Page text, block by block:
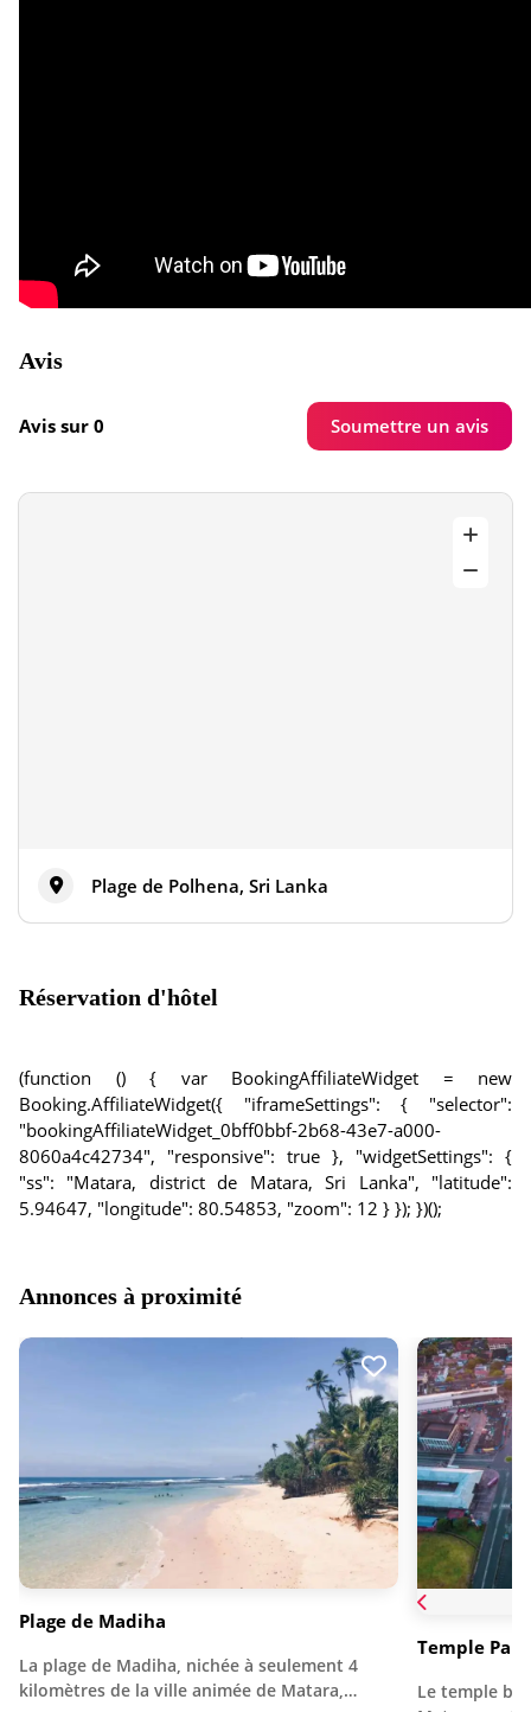
Avis
Avis sur 0 Soumettre un avis
Plage de Polhena, Sri Lanka
Réservation d'hôtel
(function () { var BookingAffiliateWidget = new
Booking.AffiliateWidget({ "iframeSettings": { "selector":
"bookingAffiliateWidget_0bff0bbf-2b68-43e7-a000-
8060a4c42734", "responsive": true }, "widgetSettings": {
"ss": "Matara, district de Matara, Sri Lanka", "latitude":
5.94647, "longitude": 80.54853, "zoom": 12 } }); })();
Annonces à proximité
Plage de Madiha
La plage de Madiha, nichée à seulement 4
kilomètres de la ville animée de Matara,…
Temple
Le temple